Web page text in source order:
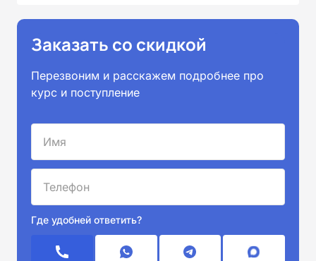
Заказать со скидкой
Перезвоним и расскажем подробнее про
курс и поступление
Где удобней ответить?